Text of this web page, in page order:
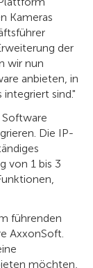
Kameras
der
wir nun
anbieten, in
sind."
Die IP-
von 1 bis 3
führenden
AxxonSoft.
möchten,